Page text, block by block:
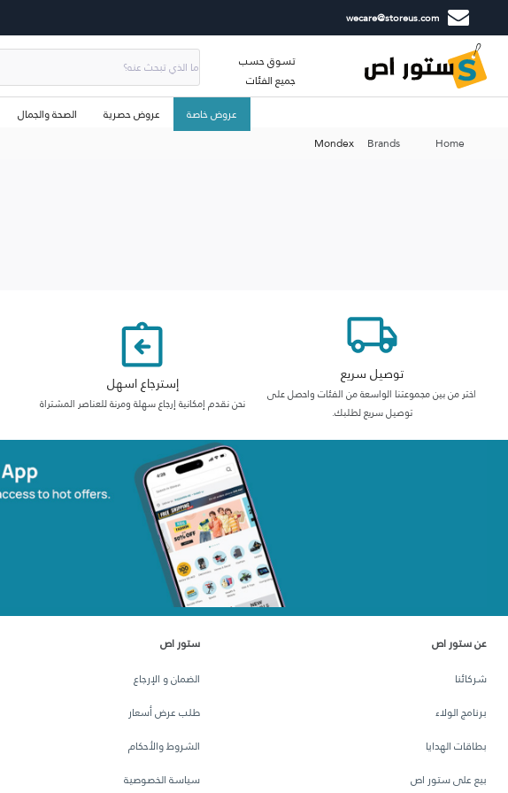
wecare@storeus.com
تسوق حسب
جميع الفئات
عروض خاصة عروض حصرية الصحة والجمال
Home
Brands
Mondex
توصيل سريع
اختر من بين مجموعتنا الواسعة من الفئات واحصل على
توصيل سريع لطلبك.
إسترجاع اسهل
نحن نقدم إمكانية إرجاع سهلة ومرنة للعناصر المشتراة
عن ستور اص
شركائنا
برنامج الولاء
بطاقات الهدايا
بيع على ستور اص
ستور اص
الضمان و الإرجاع
طلب عرض أسعار
الشروط والأحكام
سياسة الخصوصية